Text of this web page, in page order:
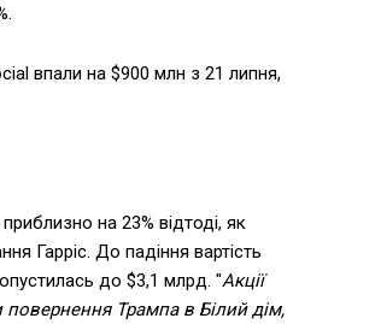
впали на $900 млн з 21 липня,
на 23% відтоді, як
Гарріс. До падіння вартість
до $3,1 млрд. "Акції
повернення Трампа в Білий дім,